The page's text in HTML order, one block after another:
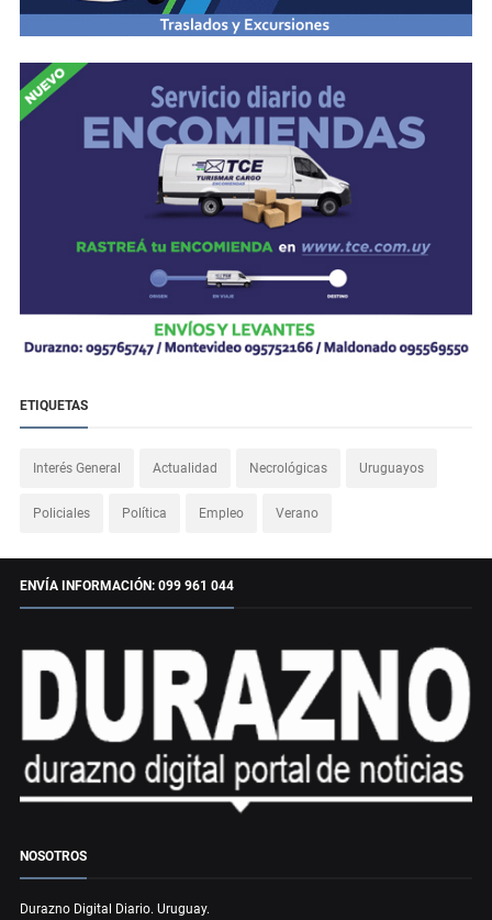
ETIQUETAS
Interés General Actualidad Necrológicas Uruguayos
Policiales Política Empleo Verano
ENVÍA INFORMACIÓN: 099 961 044
NOSOTROS
Durazno Digital Diario. Uruguay.